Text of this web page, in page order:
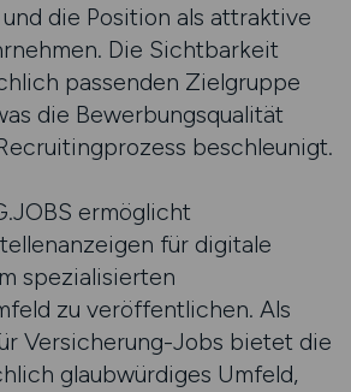
die Position als attraktive
Die Sichtbarkeit
passenden Zielgruppe
die Bewerbungsqualität
beschleunigt.
ermöglicht
für digitale
spezialisierten
zu veröffentlichen. Als
Versicherung-Jobs bietet die
glaubwürdiges Umfeld,